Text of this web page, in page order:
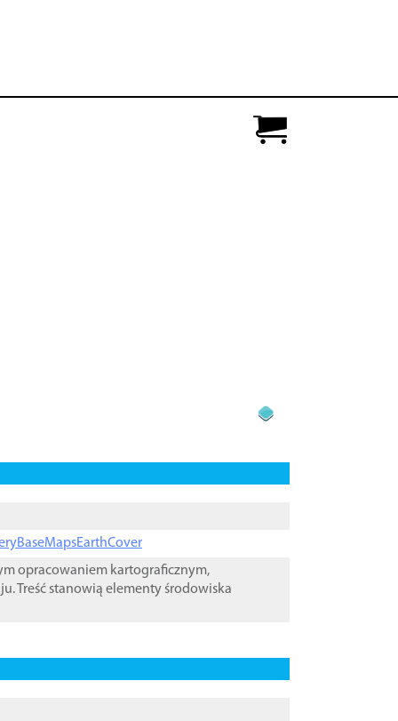
opracowaniem kartograficznym,
Treść stanowią elementy środowiska